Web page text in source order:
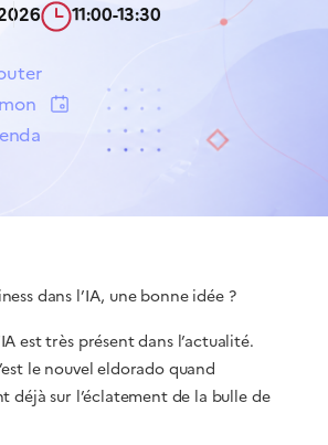
11:00-13:30​
dans l’IA, une bonne idée ?
est très présent dans l’actualité.
le nouvel eldorado quand
déjà sur l’éclatement de la bulle de